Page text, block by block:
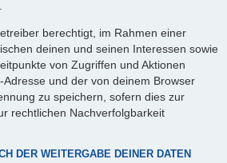
berechtigt, im Rahmen einer
deinen und seinen Interessen sowie
von Zugriffen und Aktionen
und der von deinem Browser
zu speichern, sofern dies zur
rechtlichen Nachverfolgbarkeit
DER WEITERGABE DEINER DATEN